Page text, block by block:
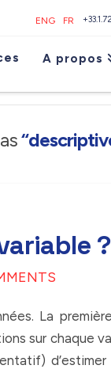
FR
ENG
A propos
?
La
sur chaque
d’estimer